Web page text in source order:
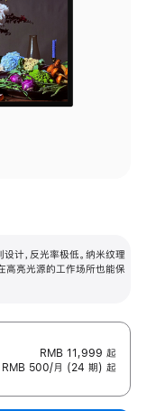
计，反光率极低。纳米纹理
高亮光源的工作场所也能保
RMB 11,999 起
RMB 500/月 (24 期) 起